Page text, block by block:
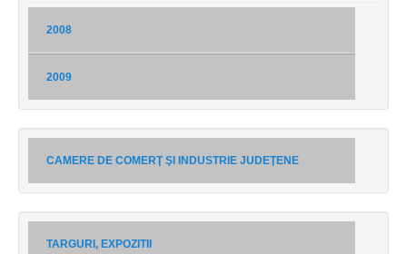
2008
2009
CAMERE DE COMERŢ ŞI INDUSTRIE JUDEŢENE
TARGURI, EXPOZITII